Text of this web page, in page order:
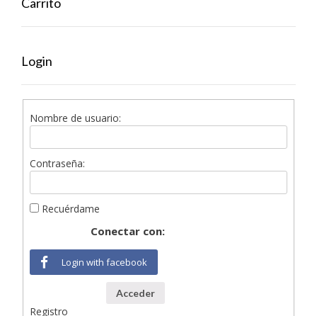
Login
Nombre de usuario:
Contraseña:
Recuérdame
Conectar con:
Login with facebook
Acceder
Registro